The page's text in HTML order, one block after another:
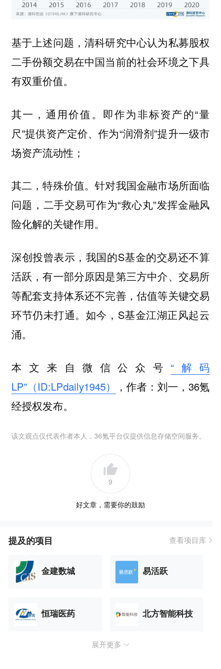
基于上述问题，清科研究中心认为私募股权
二手份额交易在中国当前的社会环境之下具
有双重价值。
其一，通用价值。即作为非标资产的“量
尺”提供资产定价、作为“润滑剂”提升一级市
场资产流动性；
其二，特殊价值。针对我国金融市场所面临
问题，二手交易可作为“救心丸”发挥金融风
险化解的关键作用。
深创投曾表示，我国的S基金的交易还不算
活跃，有一部分原因是第三方中介、交易所
等配套支持体系还不完善，估值等关键交易
环节仍未打通。如今，S基金江湖正风起云
涌。
本文来自微信公众号 “解码
LP”（ID:LPdaily1945）
，作者：刘一，36氪
经授权发布。
该文观点仅代表作者本人，36氪平台仅提供信息存储空间服务。
9
好文章，需要你的鼓励
提及的项目 查看项目库
金建数城 易活跃
恒瑞医药 北方智能科技
展开更多